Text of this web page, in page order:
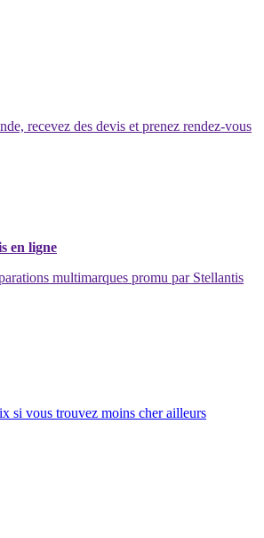
recevez des devis et prenez rendez-vous
en ligne
multimarques promu par Stellantis
si vous trouvez moins cher ailleurs